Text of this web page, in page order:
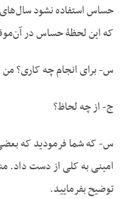
حساس استفاده نشود
که این لحظۀ حساس در
س- برای انجام چه کاری؟ من
ج- از چه لحاظ؟
س- که شما فرمودید که
امینی به کلی از دست داد.
توضیح بفرمایید.